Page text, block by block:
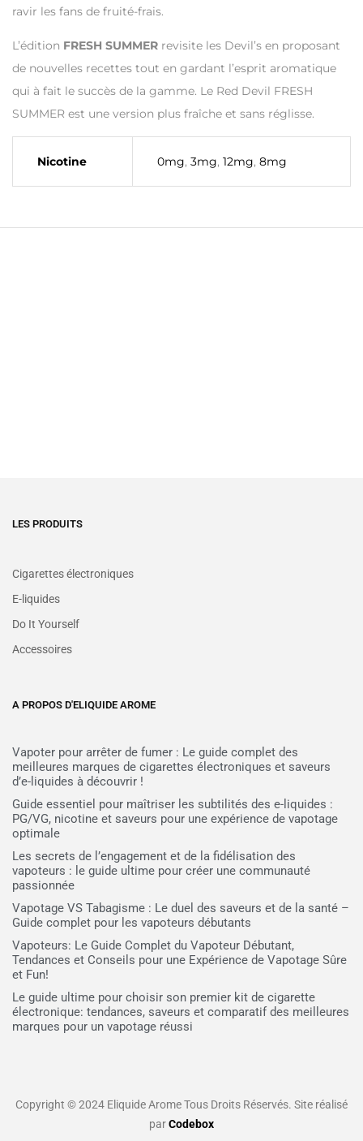
ravir les fans de fruité-frais.
L’édition FRESH SUMMER revisite les Devil’s en proposant
de nouvelles recettes tout en gardant l’esprit aromatique
qui à fait le succès de la gamme. Le Red Devil FRESH
SUMMER est une version plus fraîche et sans réglisse.
Nicotine 0mg, 3mg, 12mg, 8mg
LES PRODUITS
Cigarettes électroniques
E-liquides
Do It Yourself
Accessoires
A PROPOS D'ELIQUIDE AROME
Vapoter pour arrêter de fumer : Le guide complet des
meilleures marques de cigarettes électroniques et saveurs
d’e-liquides à découvrir !
Guide essentiel pour maîtriser les subtilités des e-liquides :
PG/VG, nicotine et saveurs pour une expérience de vapotage
optimale
Les secrets de l’engagement et de la fidélisation des
vapoteurs : le guide ultime pour créer une communauté
passionnée
Vapotage VS Tabagisme : Le duel des saveurs et de la santé –
Guide complet pour les vapoteurs débutants
Vapoteurs: Le Guide Complet du Vapoteur Débutant,
Tendances et Conseils pour une Expérience de Vapotage Sûre
et Fun!
Le guide ultime pour choisir son premier kit de cigarette
électronique: tendances, saveurs et comparatif des meilleures
marques pour un vapotage réussi
Copyright © 2024 Eliquide Arome Tous Droits Réservés. Site réalisé
parCodebox